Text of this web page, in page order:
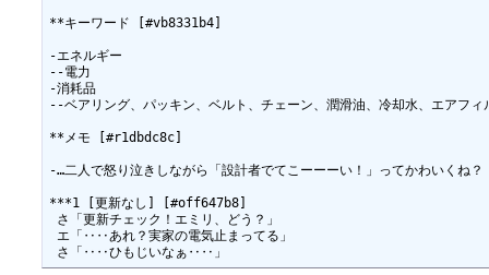
**キーワード [#vb8331b4]
-エネルギー
--電力
-消耗品
--ベアリング、パッキン、ベルト、チェーン、潤滑油、冷却水、エアフィ
**メモ [#r1dbdc8c]
-…二人で怒り泣きしながら「設計者でてこーーーい！」ってかわいくね？
***1 [更新なし] [#off647b8]
さ「更新チェック！エミリ、どう？」
エ「‥‥あれ？実家の電気止まってる」